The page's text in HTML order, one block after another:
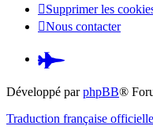
Supprimer les
Nous contacter
Pardus.at
(S’ouvre
Développé parphpBB®
Traduction française officielle